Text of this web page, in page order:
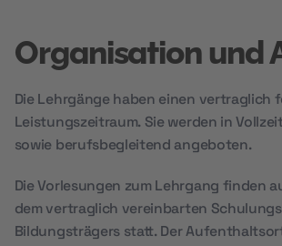
Organisation und
Die Lehrgänge haben einen vertraglich
Leistungszeitraum. Sie werden in
sowie berufsbegleitend angeboten.
Die Vorlesungen zum Lehrgang finden
dem vertraglich vereinbarten
Bildungsträgers statt. Der